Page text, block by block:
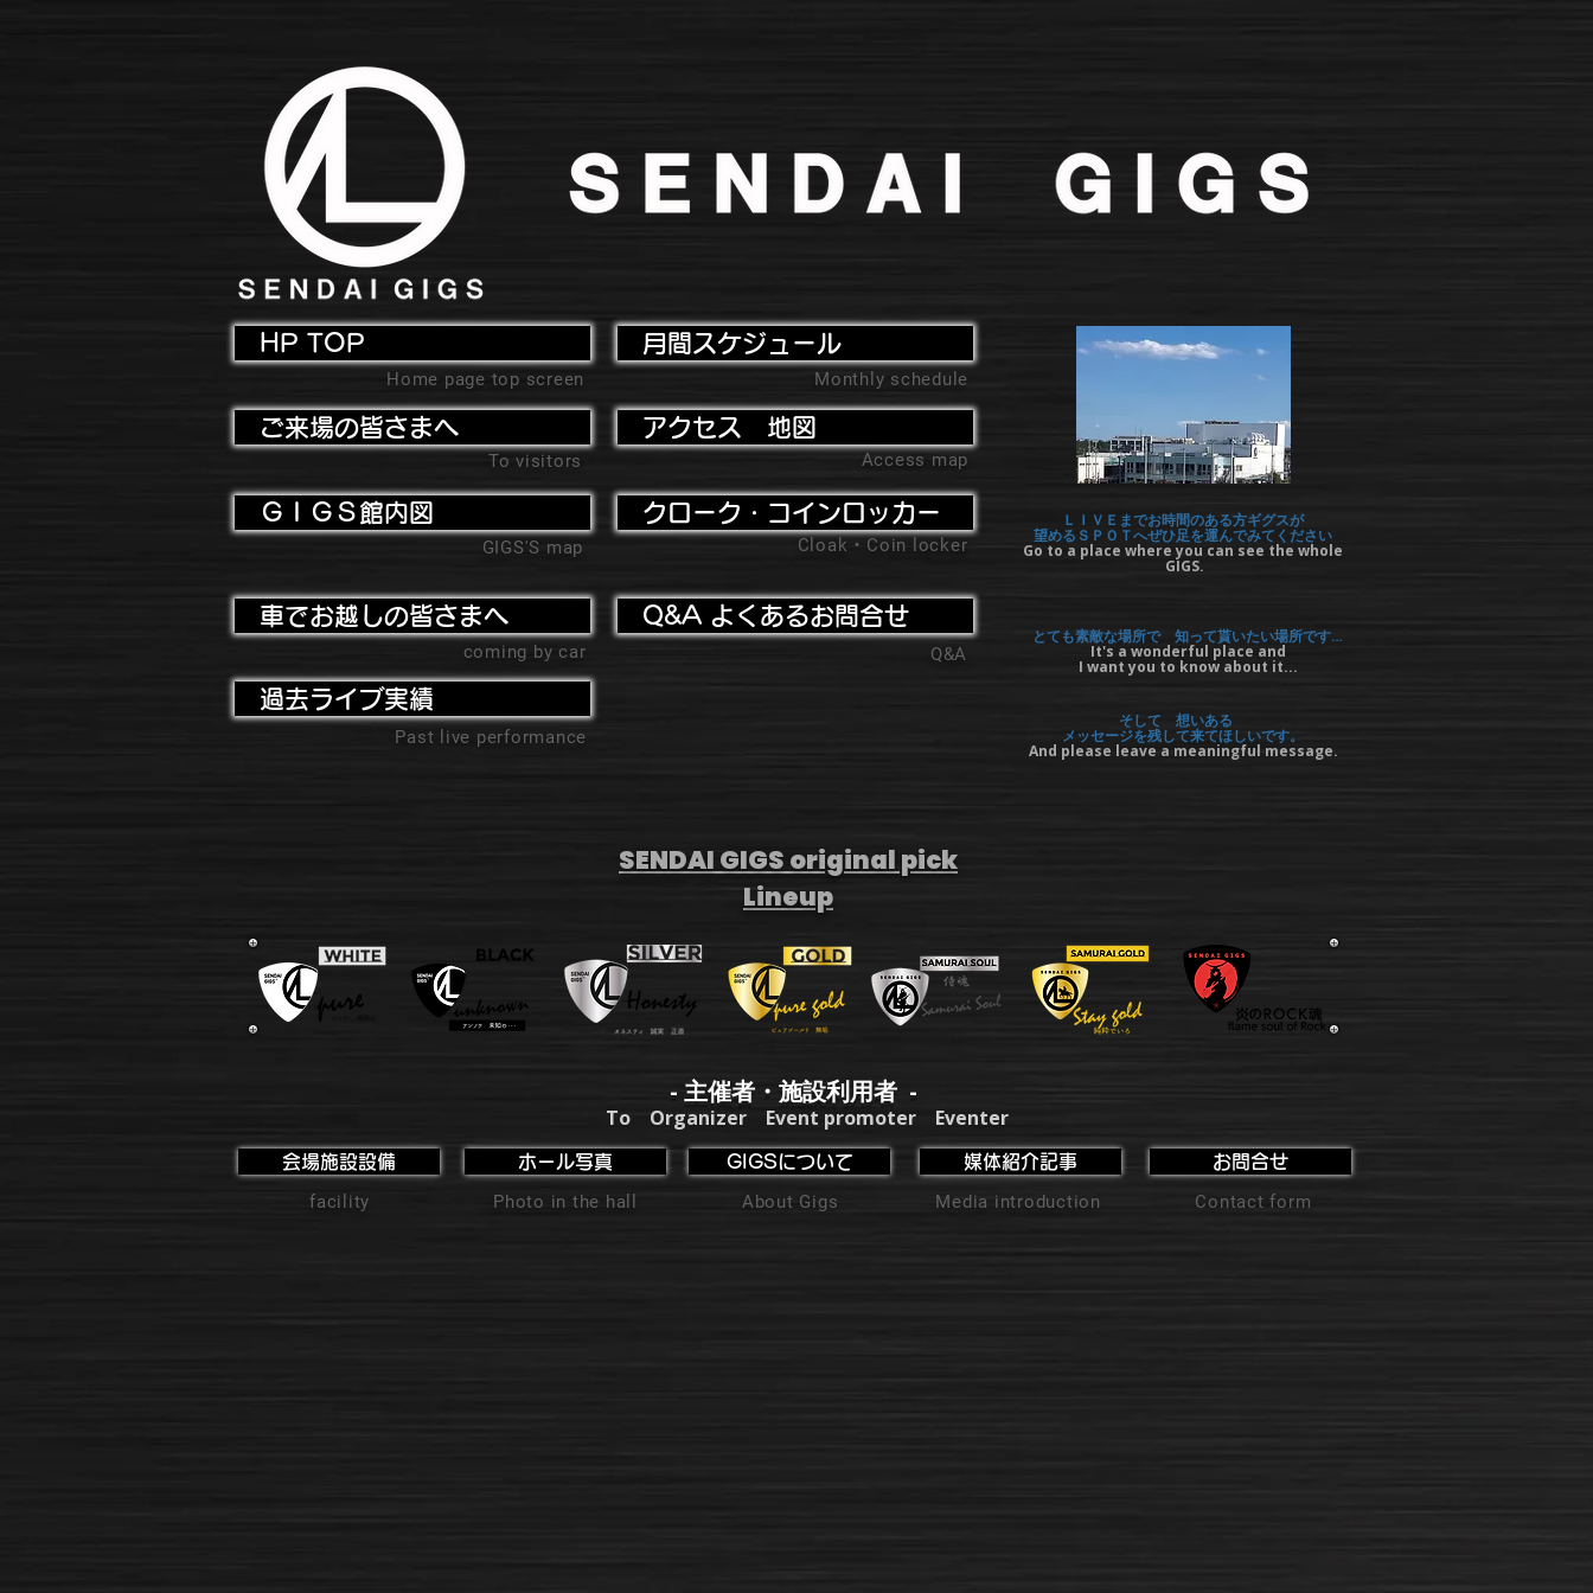
HP TOP
Home page top screen
ご来場の皆さまへ
To visitors
ＧＩＧＳ館内図
GIGS'S map
月間スケジュール
Monthly schedule
アクセス 地図
Access map
クローク・コインロッカー
Cloak・Coin locker
車でお越しの皆さまへ
coming by car
過去ライブ実績
Past live performance
Q&A よくあるお問合せ
Q&A
ＬＩＶＥまでお時間のある方ギグスが
望めるＳＰＯＴへぜひ足を運んでみてください
Go to a place where you can see the whole
GIGS.
とても素敵な場所で 知って貰いたい場所です…
It's a wonderful place and
I want you to know about it...
そして 想いある
メッセージを残して来てほしいです。
And please leave a meaningful message.
SENDAI GIGS original pick
Lineup
- 主催者・施設利用者 -
To Organizer Event promoter Eventer
会場施設設備
facility
ホール写真
Photo in the hall
GIGSについて
About Gigs
媒体紹介記事
Media introduction
お問合せ
Contact form